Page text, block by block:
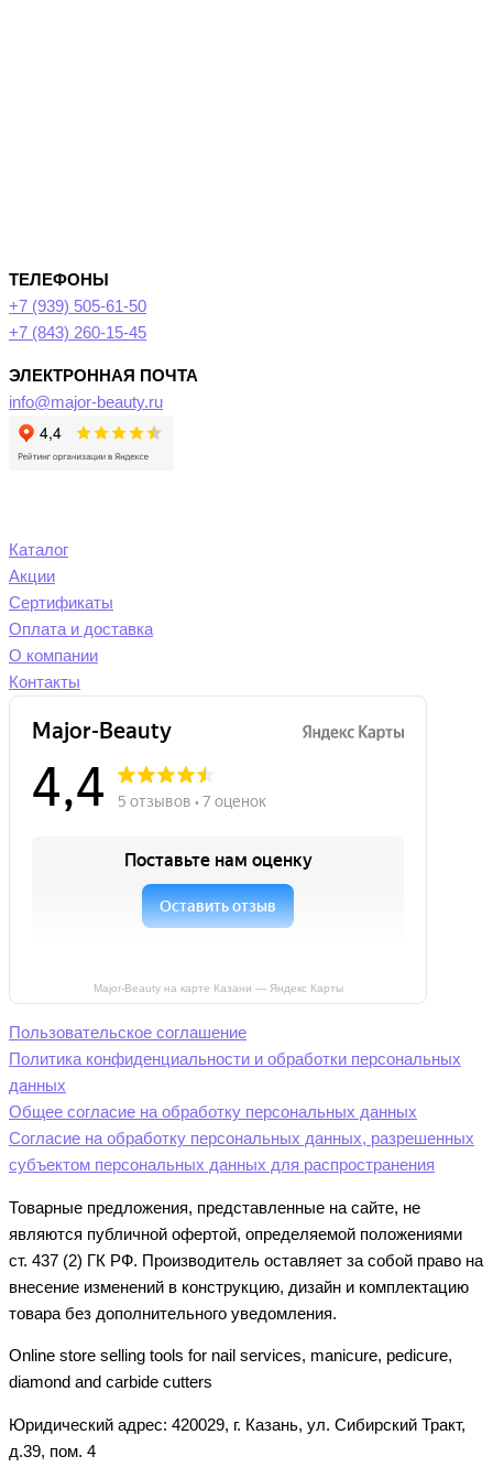
ТЕЛЕФОНЫ
+7 (939) 505-61-50
+7 (843) 260-15-45
ЭЛЕКТРОННАЯ ПОЧТА
info@major-beauty.ru
Каталог
Акции
Сертификаты
Оплата и доставка
О компании
Контакты
Major-Beauty на карте Казани — Яндекс Карты
Пользовательское соглашение
Политика конфиденциальности и обработки персональных
данных
Общее согласие на обработку персональных данных
Согласие на обработку персональных данных, разрешенных
субъектом персональных данных для распространения
Товарные предложения, представленные на сайте, не
являются публичной офертой, определяемой положениями
ст. 437 (2) ГК РФ. Производитель оставляет за собой право на
внесение изменений в конструкцию, дизайн и комплектацию
товара без дополнительного уведомления.
Online store selling tools for nail services, manicure, pedicure,
diamond and carbide cutters
Юридический адрес: 420029, г. Казань, ул. Сибирский Тракт,
д.39, пом. 4